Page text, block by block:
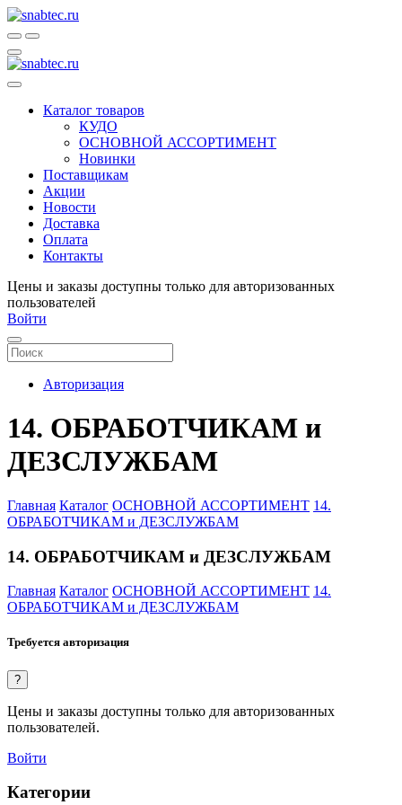
Каталог товаров
КУДО
ОСНОВНОЙ АССОРТИМЕНТ
Новинки
Поставщикам
Акции
Новости
Доставка
Оплата
Контакты
Цены и заказы доступны только для авторизованных
пользователей
Войти
Авторизация
14. ОБРАБОТЧИКАМ и
ДЕЗСЛУЖБАМ
Главная Каталог ОСНОВНОЙ АССОРТИМЕНТ 14.
ОБРАБОТЧИКАМ и ДЕЗСЛУЖБАМ
14. ОБРАБОТЧИКАМ и ДЕЗСЛУЖБАМ
Главная Каталог ОСНОВНОЙ АССОРТИМЕНТ 14.
ОБРАБОТЧИКАМ и ДЕЗСЛУЖБАМ
Требуется авторизация
?
Цены и заказы доступны только для авторизованных
пользователей.
Войти
Категории